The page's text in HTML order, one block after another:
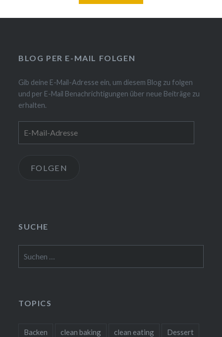
BLOG PER E-MAIL FOLGEN
Gib deine E-Mail-Adresse ein, um diesem Blog zu folgen
und per E-Mail Benachrichtigungen über neue Beiträge zu
erhalten.
Mail-
FOLGEN
SUCHE
nach:
TOPICS
Backen clean baking clean eating Dessert